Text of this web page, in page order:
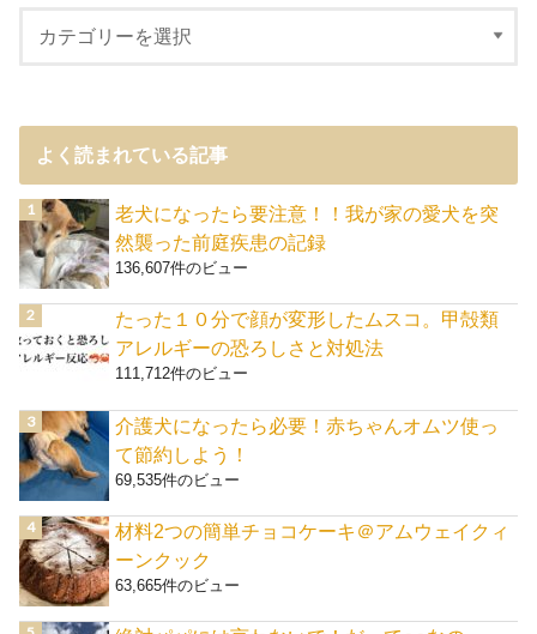
よく読まれている記事
老犬になったら要注意！！我が家の愛犬を突
然襲った前庭疾患の記録
136,607件のビュー
たった１０分で顔が変形したムスコ。甲殻類
アレルギーの恐ろしさと対処法
111,712件のビュー
介護犬になったら必要！赤ちゃんオムツ使っ
て節約しよう！
69,535件のビュー
材料2つの簡単チョコケーキ＠アムウェイクィ
ーンクック
63,665件のビュー